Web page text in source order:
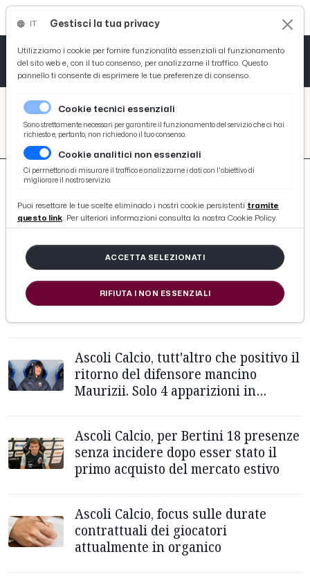
/ Picenotime
/ search
/
Atletico Ascoli, terzo posto con 58
punti nella speciale classifica
dell'anno solare 2024
Ascoli Calcio, tutt'altro che positivo il
ritorno del difensore mancino
Maurizii. Solo 4 apparizioni in
Ascoli Calcio, per Bertini 18 presenze
senza incidere dopo esser stato il
primo acquisto del mercato estivo
Ascoli Calcio, focus sulle durate
contrattuali dei giocatori
attualmente in organico
Gestisci la tua privacy
Utilizziamo i cookie per fornire funzionalità essenziali al funzionamento
del sito web e, con il tuo consenso, per analizzarne il traffico. Questo
pannello ti consente di esprimere le tue preferenze di consenso.
Cookie tecnici essenziali
Sono strettamente necessari per garantire il funzionamento del servizio che ci hai
richiesto e, pertanto, non richiedono il tuo consenso.
Cookie analitici non essenziali
Ci permettono di misurare il traffico e analizzarne i dati con l'obiettivo di
migliorare il nostro servizio.
Puoi resettare le tue scelte eliminado i nostri cookie persistenti tramite
questo link. Per ulteriori informazioni consulta la nostra Cookie Policy.
ACCETTA SELEZIONATI
RIFIUTA I NON ESSENZIALI
Tutto News
Tutto Sport
Basket
Ciclismo
Tutto Curiosità